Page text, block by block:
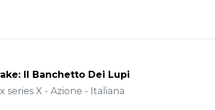
Il Banchetto Dei Lupi
series X - Azione - Italiana